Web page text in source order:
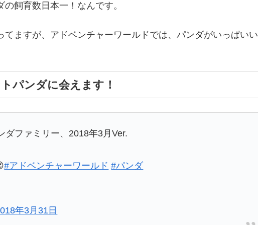
飼育数日本一！なんです。
ますが、アドベンチャーワールドでは、パンダがいっぱいい
パンダに会えます！
ダファミリー、2018年3月Ver.
#アドベンチャーワールド #パンダ
年3月31日